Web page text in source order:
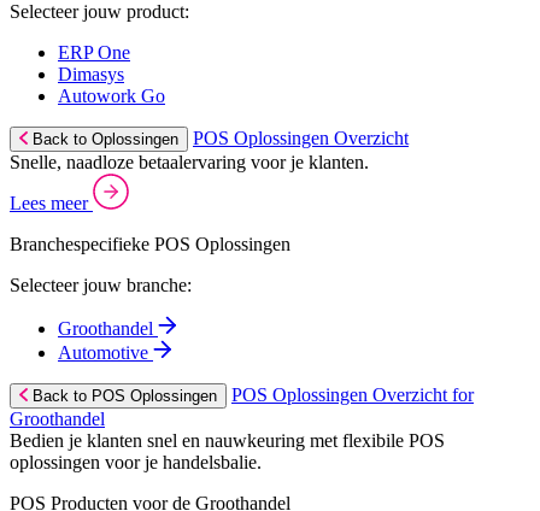
Selecteer jouw product:
ERP One
Dimasys
Autowork Go
Back to Oplossingen
POS Oplossingen Overzicht
Snelle, naadloze betaalervaring voor je klanten.
Lees meer
Branchespecifieke POS Oplossingen
Selecteer jouw branche:
Groothandel
Automotive
Back to POS Oplossingen
POS Oplossingen Overzicht for
Groothandel
Bedien je klanten snel en nauwkeuring met flexibile POS
oplossingen voor je handelsbalie.
POS Producten voor de Groothandel